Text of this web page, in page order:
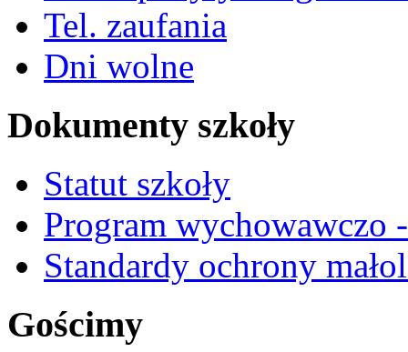
Tel. zaufania
Dni wolne
Dokumenty szkoły
Statut szkoły
Program wychowawczo
Standardy ochrony
Gościmy